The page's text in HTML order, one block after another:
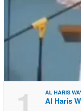
1 AL HARIS
Al Haris